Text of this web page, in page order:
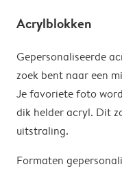
Acrylblokken
Gepersonaliseerde
zoek bent naar een
Je favoriete foto
dik helder acryl. Dit
uitstraling.
Formaten